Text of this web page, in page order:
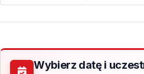
Wybierz datę i